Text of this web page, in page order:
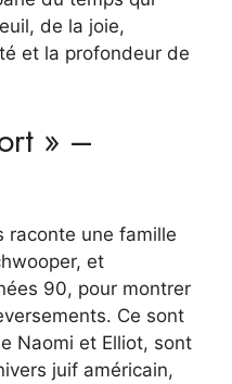
de la joie,
et la profondeur de
» –
raconte une famille
et
90, pour montrer
Ce sont
Naomi et Elliot, sont
juif américain,